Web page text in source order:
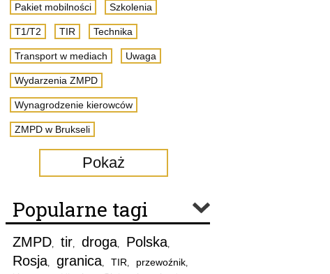
Pakiet mobilności Szkolenia
T1/T2 TIR Technika
Transport w mediach Uwaga
Wydarzenia ZMPD
Wynagrodzenie kierowców
ZMPD w Brukseli
Pokaż
Popularne tagi
ZMPD, tir, droga, Polska,
Rosja, granica, TIR, przewoźnik,